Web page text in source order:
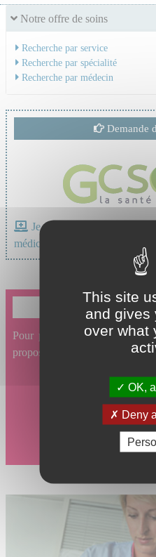
Notre offre de soins
Recherche par service
Recherche par spécialité
Recherche par médecin
Demande
Je suis un professionnel
médical
Je souhaite prendre
Pour prendre un rendez-
propose, cliquez ici.
This site
and gives
over what
OK,
Deny